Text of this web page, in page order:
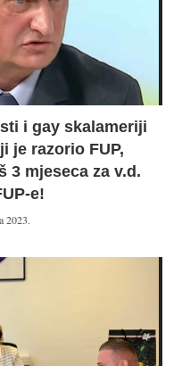
i gay skalameriji
je razorio FUP,
3 mjeseca za v.d.
e!
2023.